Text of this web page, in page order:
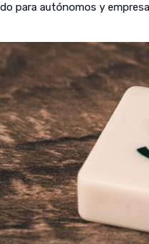
para autónomos y